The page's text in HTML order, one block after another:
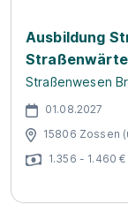
Ausbildung
Straßenwesen
01.08.2027
15806 Zossen
1.356 - 1.460